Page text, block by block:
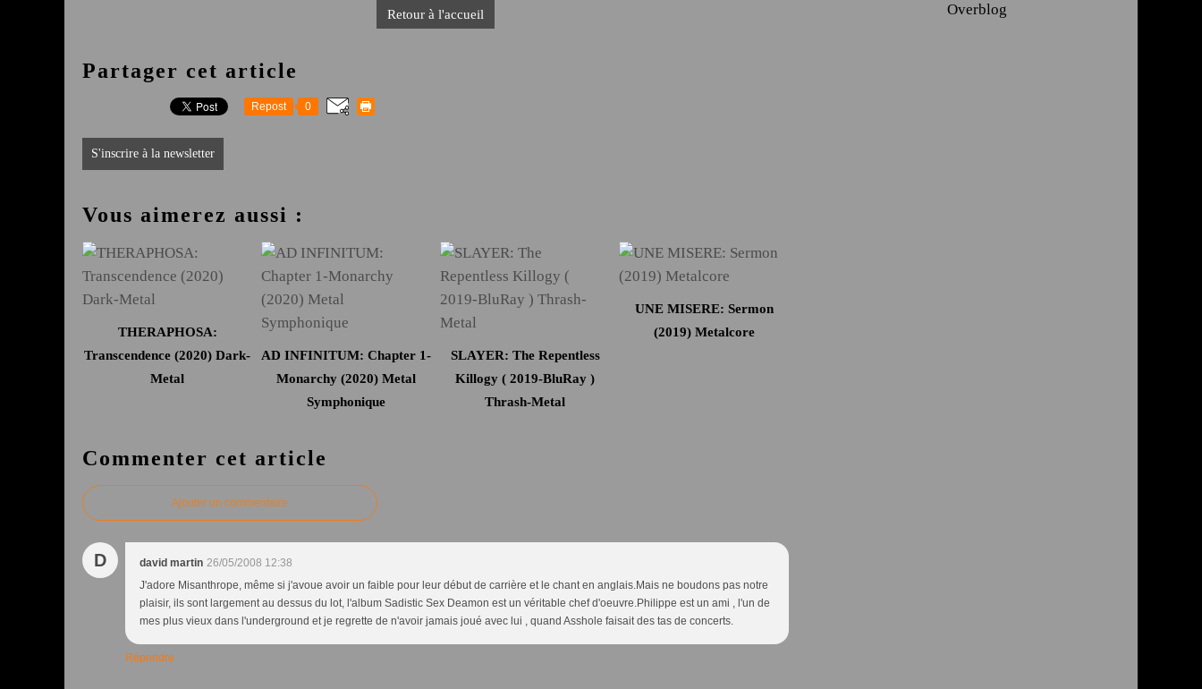
Retour à l'accueil
Partager cet article
Repost 0
S'inscrire à la newsletter
Vous aimerez aussi :
THERAPHOSA:
Transcendence (2020) Dark-
Metal
AD INFINITUM: Chapter 1-
Monarchy (2020) Metal
Symphonique
SLAYER: The Repentless
Killogy ( 2019-BluRay )
Thrash-Metal
UNE MISERE: Sermon
(2019) Metalcore
Commenter cet article
Ajouter un commentaire
D david martin 26/05/2008 12:38
J'adore Misanthrope, même si j'avoue avoir un faible pour leur début de carrière et le chant en anglais.Mais ne boudons pas notre
plaisir, ils sont largement au dessus du lot, l'album Sadistic Sex Deamon est un véritable chef d'oeuvre.Philippe est un ami , l'un de
mes plus vieux dans l'underground et je regrette de n'avoir jamais joué avec lui , quand Asshole faisait des tas de concerts.
Répondre
Overblog